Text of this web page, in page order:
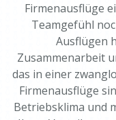
Firmenausflüge
Teamgefühl
Ausflügen
Zusammenarbeit
das in einer
Firmenausflüge
Betriebsklima und